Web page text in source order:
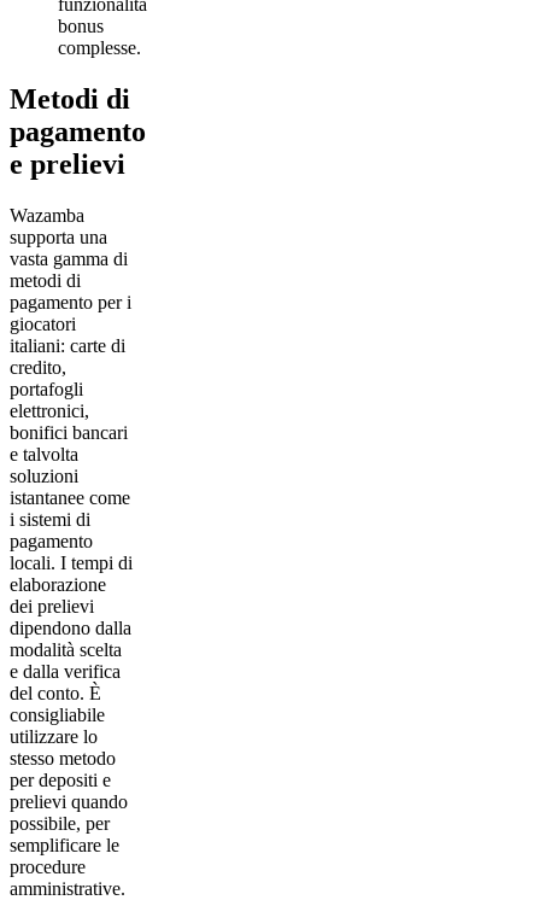
bonus
complesse.
Metodi di
pagamento
e prelievi
Wazamba
supporta una
vasta gamma di
metodi di
pagamento per i
giocatori
italiani: carte di
credito,
portafogli
elettronici,
bonifici bancari
e talvolta
soluzioni
istantanee come
i sistemi di
pagamento
locali. I tempi di
elaborazione
dei prelievi
dipendono dalla
modalità scelta
e dalla verifica
del conto. È
consigliabile
utilizzare lo
stesso metodo
per depositi e
prelievi quando
possibile, per
semplificare le
procedure
amministrative.